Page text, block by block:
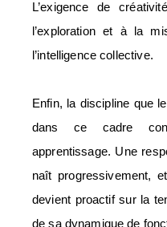
L’exigence de
l’exploration et à la
l’intelligence collective.
Enfin, la discipline que
dans ce cadre
apprentissage. Une
naît progressivement,
devient proactif sur la
de sa dynamique de